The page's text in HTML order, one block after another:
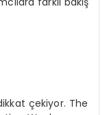
çekiyor. The